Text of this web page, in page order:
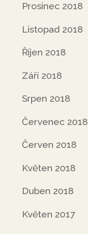
Prosinec 2018
Listopad 2018
Říjen 2018
Září 2018
Srpen 2018
Červenec 2018
Červen 2018
Květen 2018
Duben 2018
Květen 2017